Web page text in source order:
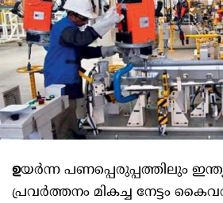
ഉയര്‍ന്ന പണപ്പെരുപ്പത്തിലും
പ്രവര്‍ത്തനം മികച്ച നേട്ടം